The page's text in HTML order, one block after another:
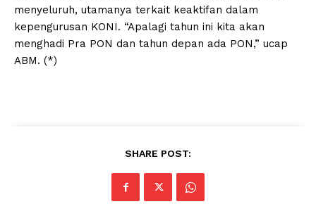
menyeluruh, utamanya terkait keaktifan dalam
kepengurusan KONI. “Apalagi tahun ini kita akan
menghadi Pra PON dan tahun depan ada PON,” ucap
ABM. (*)
SHARE POST: